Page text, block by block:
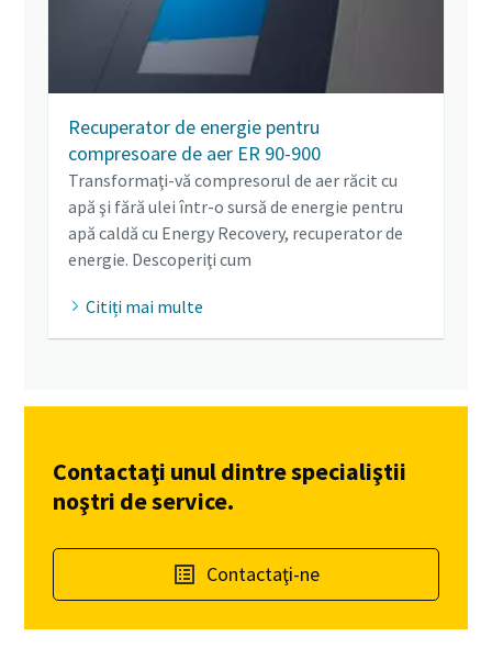
Recuperator de energie pentru
compresoare de aer ER 90-900
Transformaţi-vă compresorul de aer răcit cu
apă şi fără ulei într-o sursă de energie pentru
apă caldă cu Energy Recovery, recuperator de
energie. Descoperiţi cum
Citiți mai multe
Contactaţi unul dintre specialiştii
noştri de service.
Contactaţi-ne